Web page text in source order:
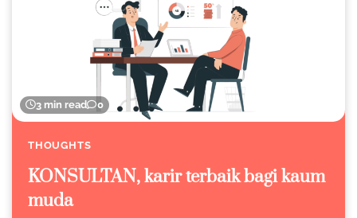
3 min read 0
THOUGHTS
KONSULTAN, karir terbaik bagi kaum
muda